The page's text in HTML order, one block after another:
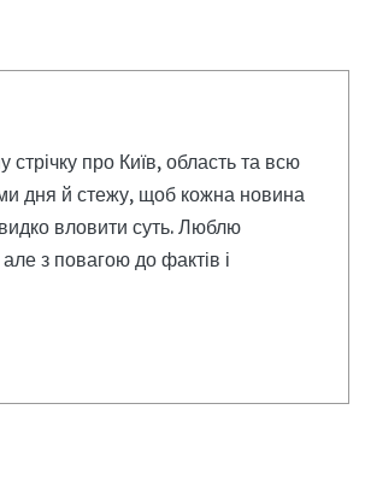
про Київ, область та всю
дня й стежу, щоб кожна новина
вловити суть. Люблю
з повагою до фактів і